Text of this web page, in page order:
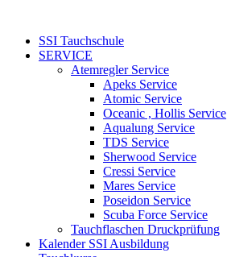
SSI Tauchschule
SERVICE
Atemregler Service
Apeks Service
Atomic Service
Oceanic , Hollis Service
Aqualung Service
TDS Service
Sherwood Service
Cressi Service
Mares Service
Poseidon Service
Scuba Force Service
Tauchflaschen Druckprüfung
Kalender SSI Ausbildung